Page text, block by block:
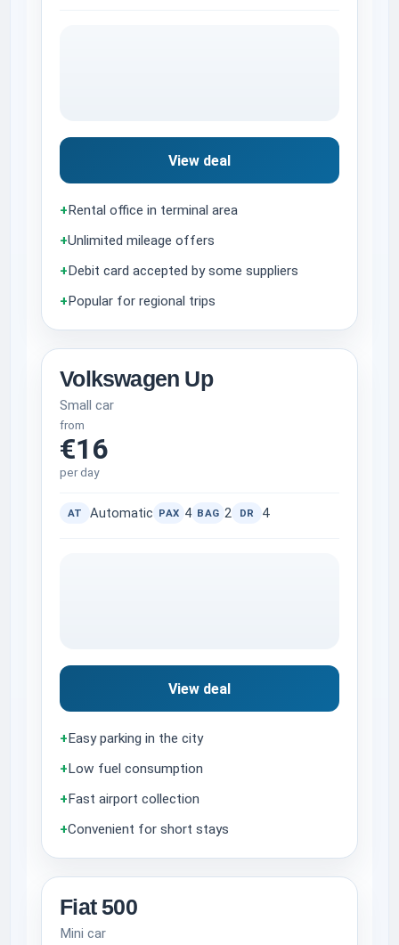
View deal
+Rental office in terminal area
+Unlimited mileage offers
+Debit card accepted by some suppliers
+Popular for regional trips
Volkswagen Up
Small car
from
€16
per day
AT Automatic PAX 4 BAG 2 DR 4
View deal
+ Easy parking in the city
+ Low fuel consumption
+ Fast airport collection
+Convenient for short stays
Fiat 500
Mini car